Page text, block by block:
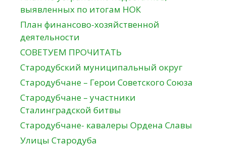
выявленных по итогам НОК
План финансово-хозяйственной
деятельности
СОВЕТУЕМ ПРОЧИТАТЬ
Стародубский муниципальный округ
Стародубчане – Герои Советского Союза
Стародубчане – участники
Сталинградской битвы
Стародубчане- кавалеры Ордена Славы
Улицы Стародуба